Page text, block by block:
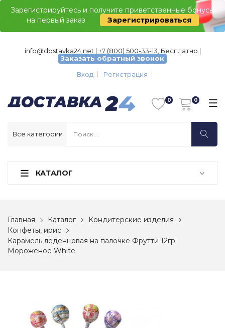
Зарегистрируйтесь и получите приветственные бонусы
на первый заказ
Зарегистрироваться
info@dostavka24.net | +7 (800) 500-33-13, Бесплатно |
Заказать обратный звонок
Вход
Регистрация
КАТАЛОГ
Главная Каталог
Кондитерские изделия
Конфеты, ирис
Карамель леденцовая на палочке Фрутти 12гр
Мороженое White